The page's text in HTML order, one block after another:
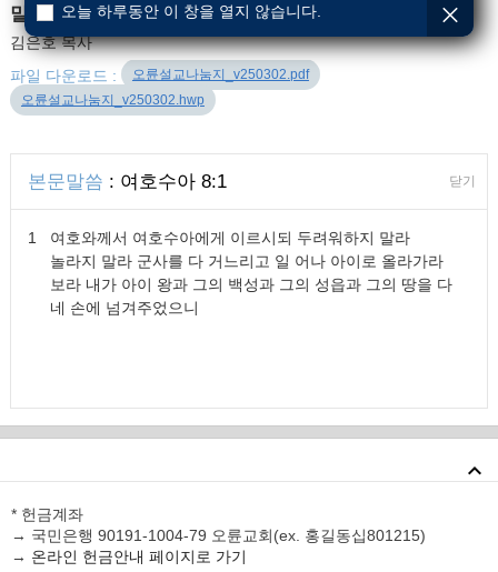
말씀을 붙들고 다시 일어서라
김은호 목사
파일 다운로드 :
오륜설교나눔지_v250302.pdf
오륜설교나눔지_v250302.hwp
본문말씀 : 여호수아 8:1 닫기
1
여호와께서 여호수아에게 이르시되 두려워하지 말라
놀라지 말라 군사를 다 거느리고 일 어나 아이로 올라가라
보라 내가 아이 왕과 그의 백성과 그의 성읍과 그의 땅을 다
네 손에 넘겨주었으니
* 헌금계좌
→ 국민은행 90191-1004-79 오륜교회(ex. 홍길동십801215)
→ 온라인 헌금안내 페이지로 가기
오늘 하루동안 이 창을 열지 않습니다.